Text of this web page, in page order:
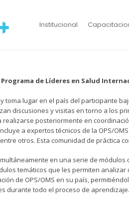
Institucional
de Líderes en Salud
toma lugar en el país del participante
discusiones y visitas en torno a los
posteriormente en
a expertos técnicos de la OPS/
otros. Esta comunidad de práctica
en una serie de
temáticos que les permiten
de OPS/OMS en su país,
durante todo el proceso de